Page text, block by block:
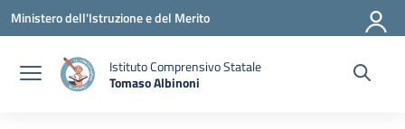
Vai ai contenuti
Vai al menu di navigazione
Vai al footer
Ministero dell'Istruzione e del Merito
Istituto Comprensivo Statale
Tomaso Albinoni